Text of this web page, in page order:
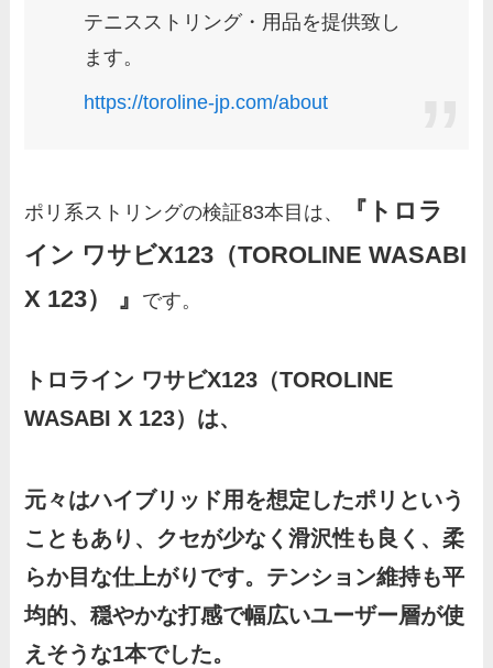
テニスストリング・用品を提供致し
ます。
https://toroline-jp.com/about
ポリ系ストリングの検証83本目は、
『トロラ
イン ワサビX123（TOROLINE WASABI
X 123）
』 です。
トロライン ワサビX123（TOROLINE
WASABI X 123）は、
元々はハイブリッド用を想定したポリという
こともあり、クセが少なく滑沢性も良く、柔
らか目な仕上がりです。テンション維持も平
均的、穏やかな打感で幅広いユーザー層が使
えそうな1本でした。